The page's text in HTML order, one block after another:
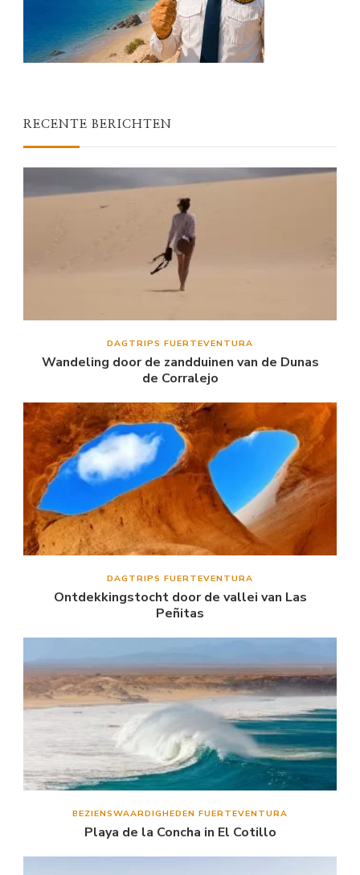
RECENTE BERICHTEN
DAGTRIPS FUERTEVENTURA
Wandeling door de zandduinen van de Dunas
de Corralejo
DAGTRIPS FUERTEVENTURA
Ontdekkingstocht door de vallei van Las
Peñitas
BEZIENSWAARDIGHEDEN FUERTEVENTURA
Playa de la Concha in El Cotillo